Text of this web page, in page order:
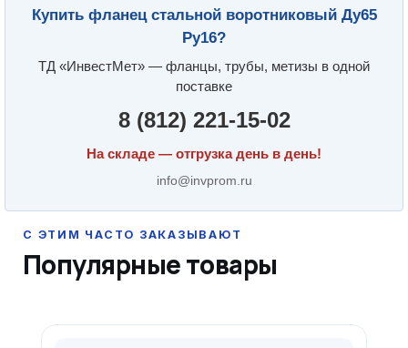
Купить фланец стальной воротниковый Ду65
Ру16?
ТД «ИнвестМет» — фланцы, трубы, метизы в одной
поставке
8 (812) 221-15-02
На складе — отгрузка день в день!
info@invprom.ru
Популярные товары